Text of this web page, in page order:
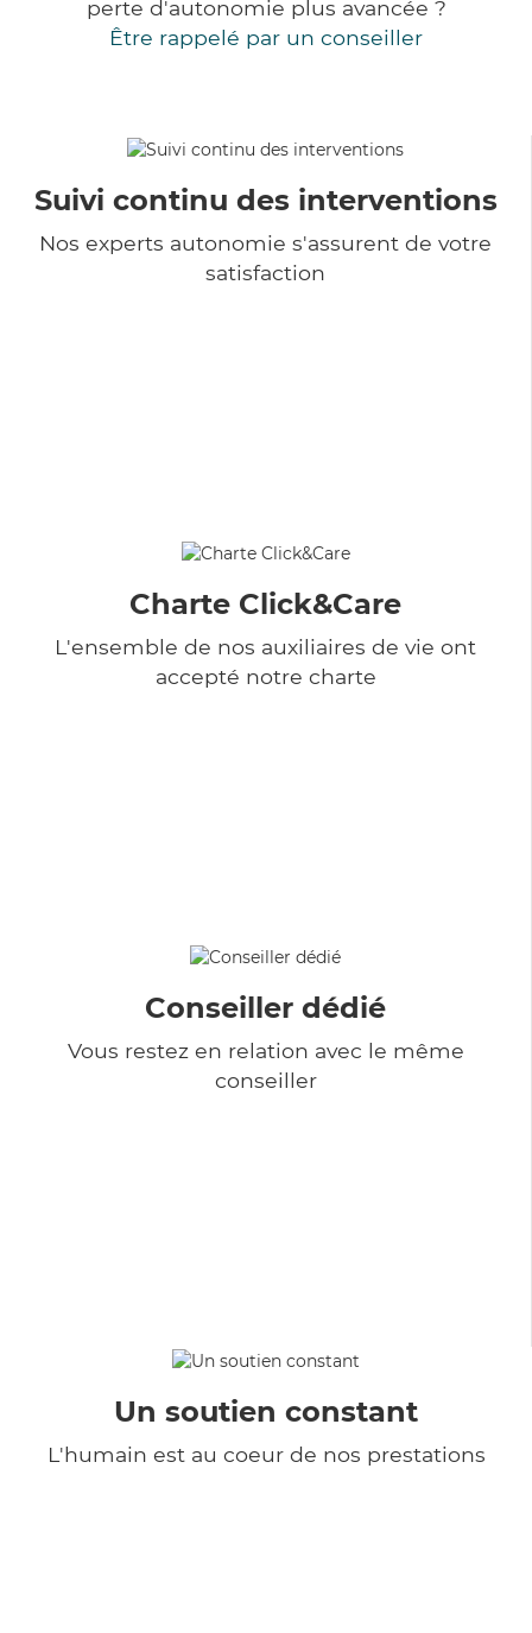
perte d'autonomie plus avancée ?
Être rappelé par un conseiller
Suivi continu des interventions
Nos experts autonomie s'assurent de votre
satisfaction
Charte Click&Care
L'ensemble de nos auxiliaires de vie ont
accepté notre charte
Conseiller dédié
Vous restez en relation avec le même
conseiller
Un soutien constant
L'humain est au coeur de nos prestations